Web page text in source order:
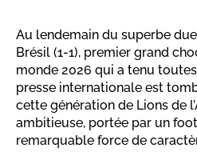
Au lendemain du superbe
Brésil (1-1), premier grand
monde 2026 qui a tenu
presse internationale est
cette génération de Lions de
ambitieuse, portée par un
remarquable force de